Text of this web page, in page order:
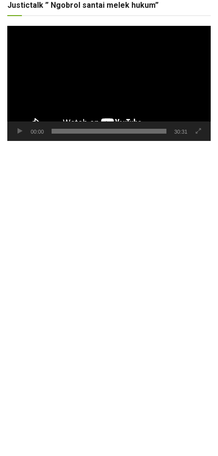
Justictalk ” Ngobrol santai melek hukum”
00:00 30:31